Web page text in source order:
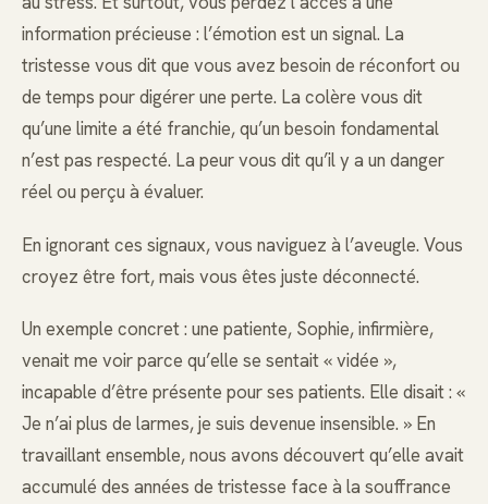
information précieuse : l’émotion est un signal. La
tristesse vous dit que vous avez besoin de réconfort ou
de temps pour digérer une perte. La colère vous dit
qu’une limite a été franchie, qu’un besoin fondamental
n’est pas respecté. La peur vous dit qu’il y a un danger
réel ou perçu à évaluer.
En ignorant ces signaux, vous naviguez à l’aveugle. Vous
croyez être fort, mais vous êtes juste déconnecté.
Un exemple concret : une patiente, Sophie, infirmière,
venait me voir parce qu’elle se sentait « vidée »,
incapable d’être présente pour ses patients. Elle disait : «
Je n’ai plus de larmes, je suis devenue insensible. » En
travaillant ensemble, nous avons découvert qu’elle avait
accumulé des années de tristesse face à la souffrance